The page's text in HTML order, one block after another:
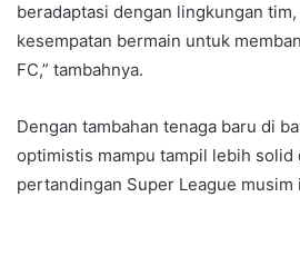
beradaptasi dengan lingkungan
kesempatan bermain untuk
FC,” tambahnya.
Dengan tambahan tenaga baru di
optimistis mampu tampil lebih solid
pertandingan Super League musim